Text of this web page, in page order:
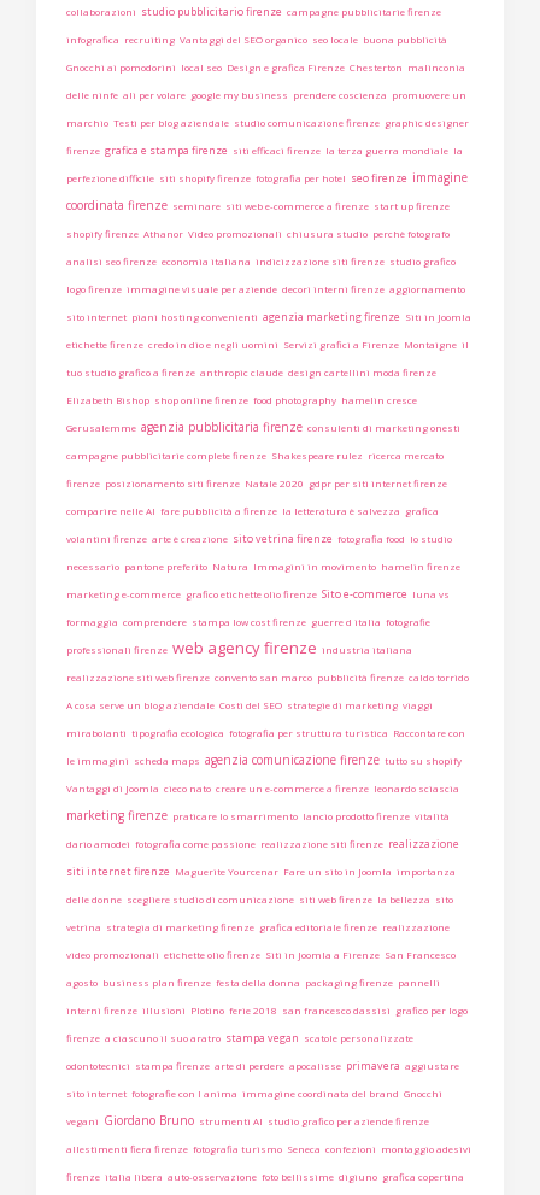
collaborazioni studio pubblicitario firenze campagne pubblicitarie firenze
infografica recruiting Vantaggi del SEO organico seo locale buona pubblicità
Gnocchi ai pomodorini local seo Design e grafica Firenze Chesterton malinconia
delle ninfe ali per volare google my business prendere coscienza promuovere un
marchio Testi per blog aziendale studio comunicazione firenze graphic designer
firenze grafica e stampa firenze siti efficaci firenze la terza guerra mondiale la
perfezione difficile siti shopify firenze fotografia per hotel seo firenze immagine
coordinata firenze seminare siti web e-commerce a firenze start up firenze
shopify firenze Athanor Video promozionali chiusura studio perchè fotografo
analisi seo firenze economia italiana indicizzazione siti firenze studio grafico
logo firenze immagine visuale per aziende decori interni firenze aggiornamento
sito internet piani hosting convenienti agenzia marketing firenze Siti in Joomla
etichette firenze credo in dio e negli uomini Servizi grafici a Firenze Montaigne il
tuo studio grafico a firenze anthropic claude design cartellini moda firenze
Elizabeth Bishop shop online firenze food photography hamelin cresce
Gerusalemme agenzia pubblicitaria firenze consulenti di marketing onesti
campagne pubblicitarie complete firenze Shakespeare rulez ricerca mercato
firenze posizionamento siti firenze Natale 2020 gdpr per siti internet firenze
comparire nelle AI fare pubblicità a firenze la letteratura è salvezza grafica
volantini firenze arte è creazione sito vetrina firenze fotografia food lo studio
necessario pantone preferito Natura Immagini in movimento hamelin firenze
marketing e-commerce grafico etichette olio firenze Sito e-commerce luna vs
formaggia comprendere stampa low cost firenze guerre d italia fotografie
professionali firenze web agency firenze industria italiana
realizzazione siti web firenze convento san marco pubblicità firenze caldo torrido
A cosa serve un blog aziendale Costi del SEO strategie di marketing viaggi
mirabolanti tipografia ecologica fotografia per struttura turistica Raccontare con
le immagini scheda maps agenzia comunicazione firenze tutto su shopify
Vantaggi di Joomla cieco nato creare un e-commerce a firenze leonardo sciascia
marketing firenze praticare lo smarrimento lancio prodotto firenze vitalità
dario amodei fotografia come passione realizzazione siti firenze realizzazione
siti internet firenze Maguerite Yourcenar Fare un sito in Joomla importanza
delle donne scegliere studio di comunicazione siti web firenze la bellezza sito
vetrina strategia di marketing firenze grafica editoriale firenze realizzazione
video promozionali etichette olio firenze Siti in Joomla a Firenze San Francesco
agosto business plan firenze festa della donna packaging firenze pannelli
interni firenze illusioni Plotino ferie 2018 san francesco dassisi grafico per logo
firenze a ciascuno il suo aratro stampa vegan scatole personalizzate
odontotecnici stampa firenze arte di perdere apocalisse primavera aggiustare
sito internet fotografie con l anima immagine coordinata del brand Gnocchi
vegani Giordano Bruno strumenti AI studio grafico per aziende firenze
allestimenti fiera firenze fotografia turismo Seneca confezioni montaggio adesivi
firenze italia libera auto-osservazione foto bellissime digiuno grafica copertina